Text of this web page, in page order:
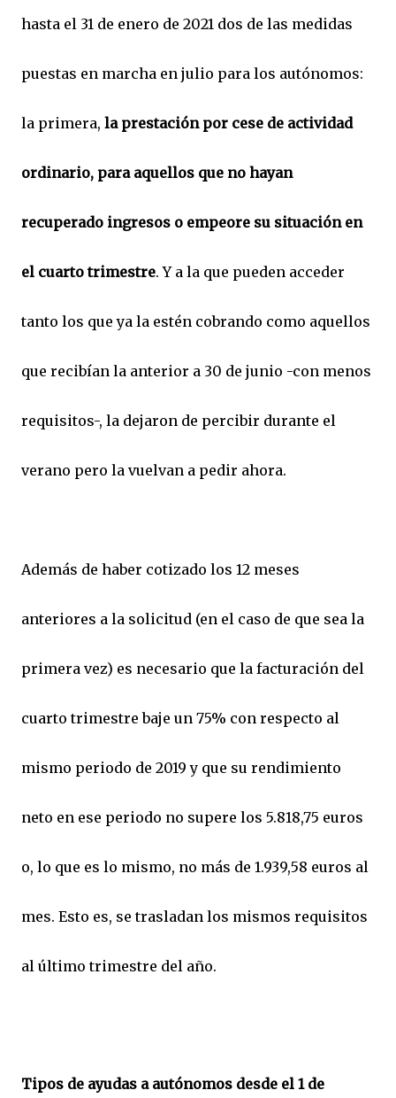
hasta el 31 de enero de 2021 dos de las medidas
puestas en marcha en julio para los autónomos:
la primera, la prestación por cese de actividad
ordinario, para aquellos que no hayan
recuperado ingresos o empeore su situación en
el cuarto trimestre. Y a la que pueden acceder
tanto los que ya la estén cobrando como aquellos
que recibían la anterior a 30 de junio -con menos
requisitos-, la dejaron de percibir durante el
verano pero la vuelvan a pedir ahora.
Además de haber cotizado los 12 meses
anteriores a la solicitud (en el caso de que sea la
primera vez) es necesario que la facturación del
cuarto trimestre baje un 75% con respecto al
mismo periodo de 2019 y que su rendimiento
neto en ese periodo no supere los 5.818,75 euros
o, lo que es lo mismo, no más de 1.939,58 euros al
mes. Esto es, se trasladan los mismos requisitos
al último trimestre del año.
Tipos de ayudas a autónomos desde el 1 de